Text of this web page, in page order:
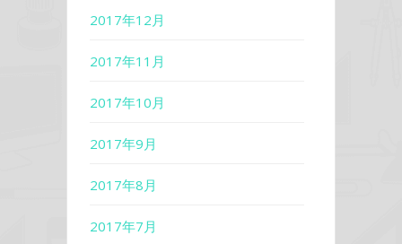
2017年12月
2017年11月
2017年10月
2017年9月
2017年8月
2017年7月